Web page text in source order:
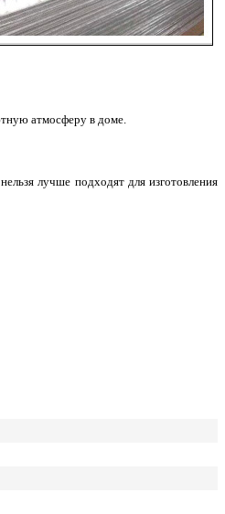
атмосферу в доме.
лучше подходят для изготовления